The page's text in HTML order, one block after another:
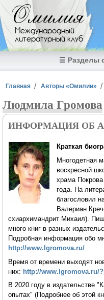
Перейти к основному
Омилия
Международный
литературный клуб
☰ Разделы
Вы здесь
Главная Авторы «Омилии»
Людмила Громова
ИНФОРМАЦИЯ ОБ
Краткая
Многодетная
воскресной
храма
года. На
благословил
Валериан
схиархимандрит Михаил).
много книг в разных
Подробная информация обо
http://www.lgromova.ru/
Время от времени выходят
них: http://www.lgromova.ru/
В 2020 году в издательстве
опытах" (Подробнее об этой